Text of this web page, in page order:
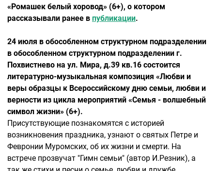
«Ромашек белый хоровод» (6+), о котором
рассказывали ранее в публикации.
24 июля в обособленном структурном подразделении
в обособленном структурном подразделении г.
Похвистнево на ул. Мира, д.39 кв.16 состоится
литературно-музыкальная композиция «Любви и
веры образцы к Всероссийскому дню семьи, любви и
верности из цикла мероприятий «Семья - волшебный
символ жизни» (6+).
Присутствующие познакомятся с историей
возникновения праздника, узнают о святых Петре и
Февронии Муромских, об их жизни и смерти. На
встрече прозвучат "Гимн семьи" (автор И.Резник), а